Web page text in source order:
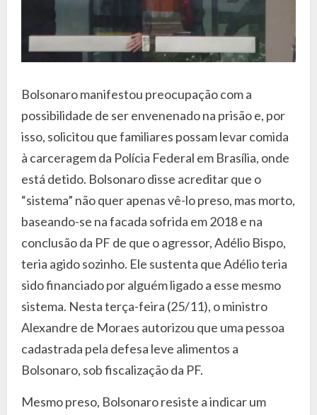
Bolsonaro manifestou preocupação com a
possibilidade de ser envenenado na prisão e, por
isso, solicitou que familiares possam levar comida
à carceragem da Polícia Federal em Brasília, onde
está detido. Bolsonaro disse acreditar que o
“sistema” não quer apenas vê-lo preso, mas morto,
baseando-se na facada sofrida em 2018 e na
conclusão da PF de que o agressor, Adélio Bispo,
teria agido sozinho. Ele sustenta que Adélio teria
sido financiado por alguém ligado a esse mesmo
sistema. Nesta terça-feira (25/11), o ministro
Alexandre de Moraes autorizou que uma pessoa
cadastrada pela defesa leve alimentos a
Bolsonaro, sob fiscalização da PF.
Mesmo preso, Bolsonaro resiste a indicar um